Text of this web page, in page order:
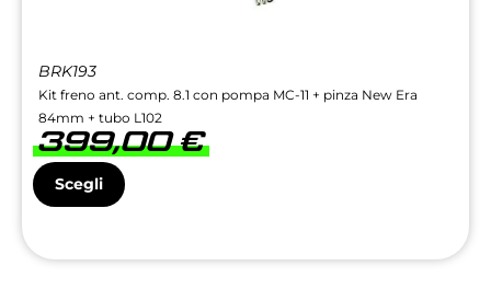
BRK193
Kit freno ant. comp. 8.1 con pompa MC-11 + pinza New Era
84mm + tubo L102
399,00€
Scegli